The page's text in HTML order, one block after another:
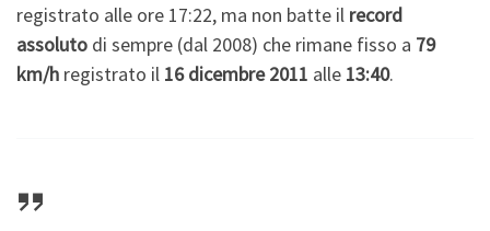
registrato alle ore 17:22, ma non batte il record
assoluto di sempre (dal 2008) che rimane fisso a 79
km/h registrato il 16 dicembre 2011 alle 13:40.